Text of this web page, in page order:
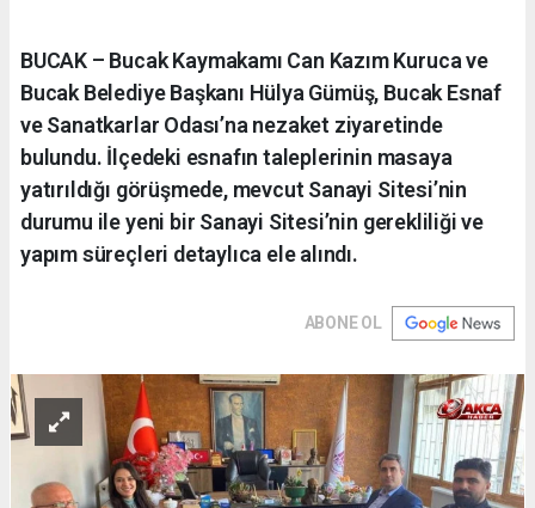
BUCAK – Bucak Kaymakamı Can Kazım Kuruca ve
Bucak Belediye Başkanı Hülya Gümüş, Bucak Esnaf
ve Sanatkarlar Odası’na nezaket ziyaretinde
bulundu. İlçedeki esnafın taleplerinin masaya
yatırıldığı görüşmede, mevcut Sanayi Sitesi’nin
durumu ile yeni bir Sanayi Sitesi’nin gerekliliği ve
yapım süreçleri detaylıca ele alındı.
ABONE OL